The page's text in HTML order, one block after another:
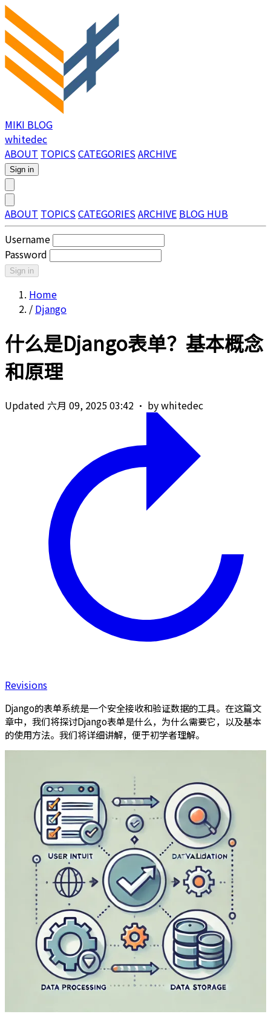
MIKI BLOG
whitedec
ABOUT TOPICSCATEGORIESARCHIVE
Sign in
ABOUT TOPICSCATEGORIESARCHIVE BLOG HUB
Username
Password
Sign in
Home
/ Django
什么是Django表单？基本概念
和原理
Updated 六月 09, 2025 03:42 · by whitedec
Revisions
Django的表单系统是一个安全接收和验证数据的工具。在这篇文
章中，我们将探讨Django表单是什么，为什么需要它，以及基本
的使用方法。我们将详细讲解，便于初学者理解。